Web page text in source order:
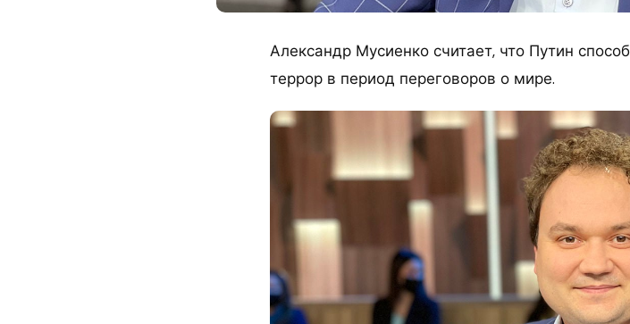
Александр Мусиенко считает, что Путин
террор в период переговоров о мире.